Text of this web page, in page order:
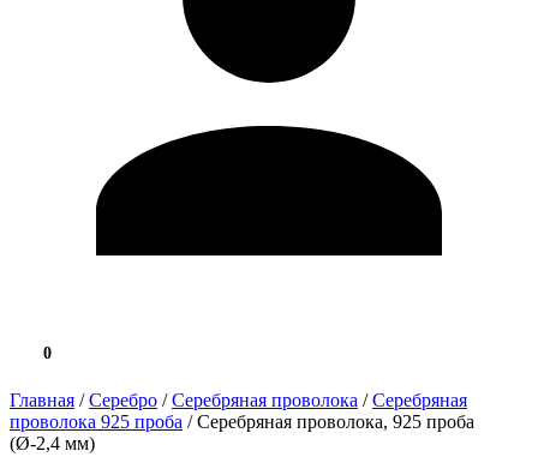
0
0.0 ₽
Главная /Серебро /Серебряная проволока /Серебряная
проволока 925 проба / Серебряная проволока, 925 проба
(Ø-2,4 мм)